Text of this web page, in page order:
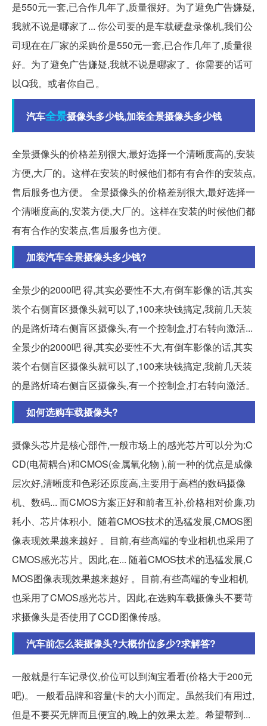
是550元一套,已合作几年了,质量很好。为了避免广告嫌疑,
我就不说是哪家了... 你公司要的是车载硬盘录像机,我们公
司现在在厂家的采购价是550元一套,已合作几年了,质量很
好。为了避免广告嫌疑,我就不说是哪家了。你需要的话可
以Q我。或者你自己。
汽车全景摄像头多少钱,加装全景摄像头多少钱
全景摄像头的价格差别很大,最好选择一个清晰度高的,安装
方便,大厂的。这样在安装的时候他们都有有合作的安装点,
售后服务也方便。 全景摄像头的价格差别很大,最好选择一
个清晰度高的,安装方便,大厂的。这样在安装的时候他们都
有有合作的安装点,售后服务也方便。
加装汽车全景摄像头多少钱?
全景少的2000吧 得,其实必要性不大,有倒车影像的话,其实
装个右侧盲区摄像头就可以了,100来块钱搞定,我前几天装
的是路炘琦右侧盲区摄像头,有一个控制盒,打右转向激活...
全景少的2000吧 得,其实必要性不大,有倒车影像的话,其实
装个右侧盲区摄像头就可以了,100来块钱搞定,我前几天装
的是路炘琦右侧盲区摄像头,有一个控制盒,打右转向激活。
如何选购车载摄像头?
摄像头芯片是核心部件,一般市场上的感光芯片可以分为:C
CD(电荷耦合)和CMOS(金属氧化物 ),前一种的优点是成像
层次好,清晰度和色彩还原度高,主要用于高档的数码摄像
机、数码... 而CMOS方案正好和前者互补,价格相对价廉,功
耗小、芯片体积小。随着CMOS技术的迅猛发展,CMOS图
像表现效果越来越好 。目前,有些高端的专业相机也采用了
CMOS感光芯片。因此,在... 随着CMOS技术的迅猛发展,C
MOS图像表现效果越来越好 。目前,有些高端的专业相机
也采用了CMOS感光芯片。因此,在选购车载摄像头不要苛
求摄像头是否使用了CCD图像传感。
汽车前怎么装摄像头?大概价位多少?求解答?
一般就是行车记录仪,价位可以到淘宝看看(价格大于200元
吧)。 一般看品牌和容量(卡的大小)而定。虽然我们有用过,
但是不要买无牌而且便宜的,晚上的效果太差。希望帮到...